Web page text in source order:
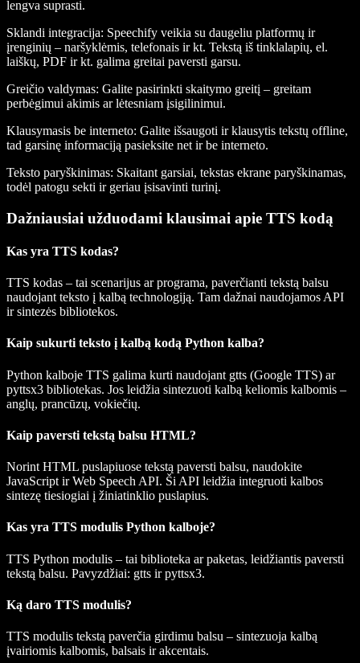
lengva suprasti.
Sklandi integracija: Speechify veikia su daugeliu platformų ir
įrenginių – naršyklėmis, telefonais ir kt. Tekstą iš tinklalapių, el.
laiškų, PDF ir kt. galima greitai paversti garsu.
Greičio valdymas: Galite pasirinkti skaitymo greitį – greitam
perbėgimui akimis ar lėtesniam įsigilinimui.
Klausymasis be interneto: Galite išsaugoti ir klausytis tekstų offline,
tad garsinę informaciją pasieksite net ir be interneto.
Teksto paryškinimas: Skaitant garsiai, tekstas ekrane paryškinamas,
todėl patogu sekti ir geriau įsisavinti turinį.
Dažniausiai užduodami klausimai apie TTS kodą
Kas yra TTS kodas?
TTS kodas – tai scenarijus ar programa, paverčianti tekstą balsu
naudojant teksto į kalbą technologiją. Tam dažnai naudojamos API
ir sintezės bibliotekos.
Kaip sukurti teksto į kalbą kodą Python kalba?
Python kalboje TTS galima kurti naudojant gtts (Google TTS) ar
pyttsx3 bibliotekas. Jos leidžia sintezuoti kalbą keliomis kalbomis –
anglų, prancūzų, vokiečių.
Kaip paversti tekstą balsu HTML?
Norint HTML puslapiuose tekstą paversti balsu, naudokite
JavaScript ir Web Speech API. Ši API leidžia integruoti kalbos
sintezę tiesiogiai į žiniatinklio puslapius.
Kas yra TTS modulis Python kalboje?
TTS Python modulis – tai biblioteka ar paketas, leidžiantis paversti
tekstą balsu. Pavyzdžiai: gtts irpyttsx3.
Ką daro TTS modulis?
TTS modulis tekstą paverčia girdimu balsu – sintezuoja kalbą
įvairiomis kalbomis, balsais ir akcentais.